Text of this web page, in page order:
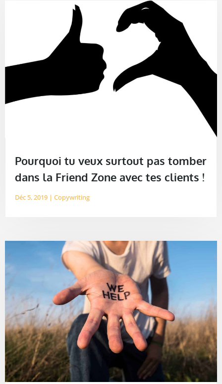
Pourquoi tu veux surtout pas tomber
dans la Friend Zone avec tes clients !
Déc 5, 2019 |Copywriting